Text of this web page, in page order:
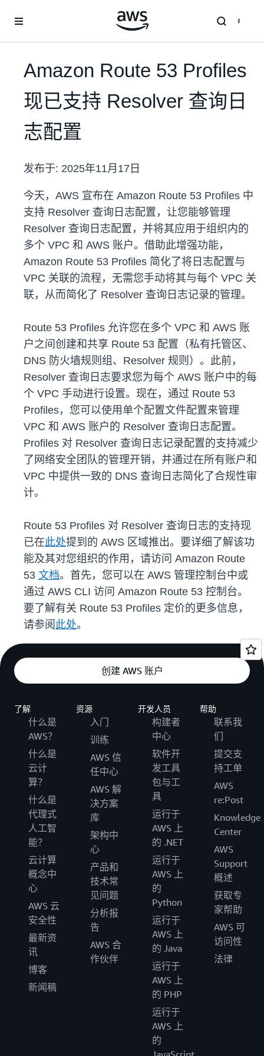
Amazon Route 53 Profiles
现已支持 Resolver 查询日
志配置
发布于: 2025年11月17日
今天，AWS 宣布在 Amazon Route 53 Profiles 中
支持 Resolver 查询日志配置，让您能够管理
Resolver 查询日志配置，并将其应用于组织内的
多个 VPC 和 AWS 账户。借助此增强功能，
Amazon Route 53 Profiles 简化了将日志配置与
VPC 关联的流程，无需您手动将其与每个 VPC 关
联，从而简化了 Resolver 查询日志记录的管理。
Route 53 Profiles 允许您在多个 VPC 和 AWS 账
户之间创建和共享 Route 53 配置（私有托管区、
DNS 防火墙规则组、Resolver 规则）。此前，
Resolver 查询日志要求您为每个 AWS 账户中的每
个 VPC 手动进行设置。现在，通过 Route 53
Profiles，您可以使用单个配置文件配置来管理
VPC 和 AWS 账户的 Resolver 查询日志配置。
Profiles 对 Resolver 查询日志记录配置的支持减少
了网络安全团队的管理开销，并通过在所有账户和
VPC 中提供一致的 DNS 查询日志简化了合规性审
计。
Route 53 Profiles 对 Resolver 查询日志的支持现
已在此处提到的 AWS 区域推出。要详细了解该功
能及其对您组织的作用，请访问 Amazon Route
53 文档。首先，您可以在 AWS 管理控制台中或
通过 AWS CLI 访问 Amazon Route 53 控制台。
要了解有关 Route 53 Profiles 定价的更多信息，
请参阅 此处。
创建 AWS 账户
了解
什么是
AWS？
什么是
云计
算？
什么是
代理式
人工智
能？
云计算
概念中
心
AWS 云
安全性
最新资
讯
博客
新闻稿
资源
入门
训练
AWS 信
任中心
AWS 解
决方案
库
架构中
心
产品和
技术常
见问题
分析报
告
AWS 合
作伙伴
开发人员
构建者
中心
软件开
发工具
包与工
具
运行于
AWS 上
的 .NET
运行于
AWS 上
的
Python
运行于
AWS 上
的 Java
运行于
AWS 上
的 PHP
运行于
AWS 上
的
帮助
联系我
们
提交支
持工单
AWS
re:Post
Knowledge
Center
AWS
Support
概述
获取专
家帮助
AWS 可
访问性
法律